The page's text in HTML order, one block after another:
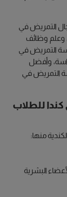
التمريض في
وعلم وظائف
التمريض في
وأفضل
التمريض في
للطلاب
منها:
البشرية